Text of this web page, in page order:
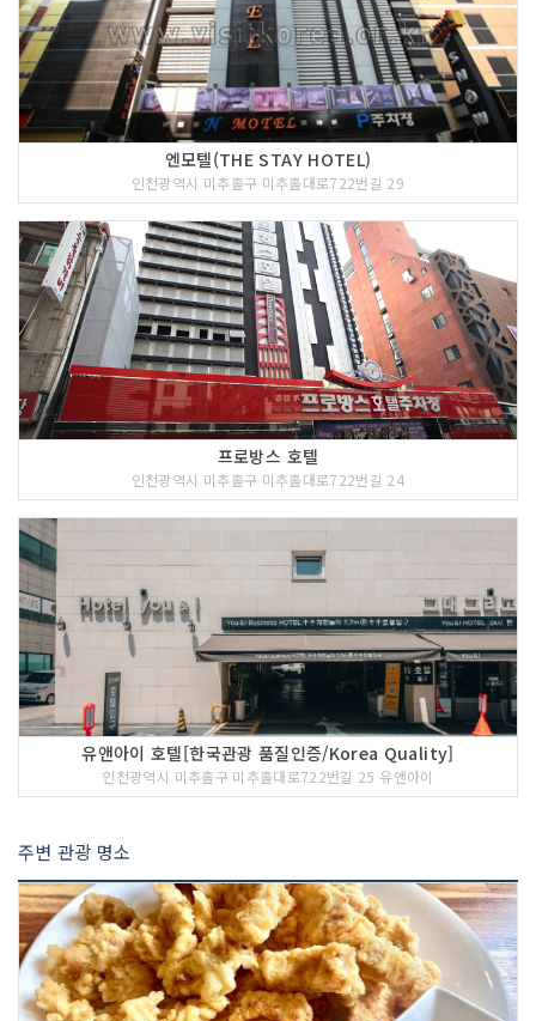
엔모텔(THE STAY HOTEL)
인천광역시 미추홀구 미추홀대로722번길 29
프로방스 호텔
인천광역시 미추홀구 미추홀대로722번길 24
유앤아이 호텔[한국관광 품질인증/Korea Quality]
인천광역시 미추홀구 미추홀대로722번길 25 유앤아이
주변 관광 명소